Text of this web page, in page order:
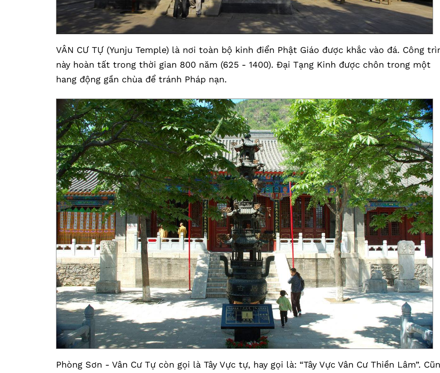
VÂN CƯ TỰ (Yunju Temple) là nơi toàn bộ kinh điển Phật Giáo được khắc vào đá. Công
này hoàn tất trong thời gian 800 năm (625 - 1400). Đại Tạng Kinh được chôn trong một
hang động gần chùa để tránh Pháp nạn.
Phòng Sơn - Vân Cư Tự còn gọi là Tây Vực tự, hay gọi là: “Tây Vực Vân Cư Thiền Lâm”.